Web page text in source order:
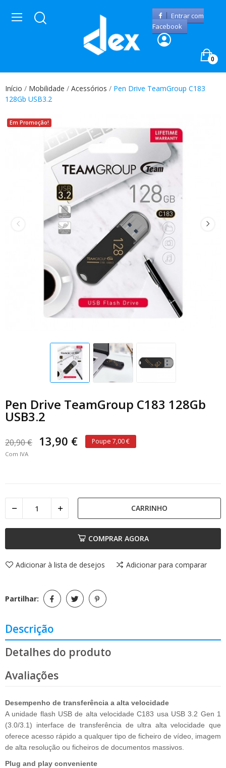
Entrar com
Facebook
0
Início Mobilidade Acessórios
Pen Drive TeamGroup C183
128Gb USB3.2
Em Promoção!
Pen Drive TeamGroup C183 128Gb
USB3.2
20,90 € 13,90 € Poupe 7,00 €
Com IVA
CARRINHO
COMPRAR AGORA
Adicionar à lista de desejos Adicionar para comparar
Partilhar:
Descrição
Detalhes do produto
Avaliações
Desempenho de transferência a alta velocidade
A unidade flash USB de alta velocidade C183 usa USB 3.2 Gen 1
(3.0/3.1) interface de transferência de ultra alta velocidade que
oferece acesso rápido a qualquer tipo de ficheiro de vídeo, imagem
de alta resolução ou ficheiros de documentos massivos.
Plug and play conveniente